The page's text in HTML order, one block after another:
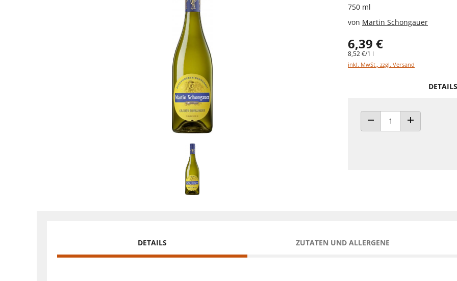
750 ml
von Martin Schongauer
6,39 €
8,52 €/1 l
inkl. MwSt., zzgl. Versand
ANZAHL VERRINGERN
ANZAHL
DETAILS ZUTATEN UND ALLERGENE